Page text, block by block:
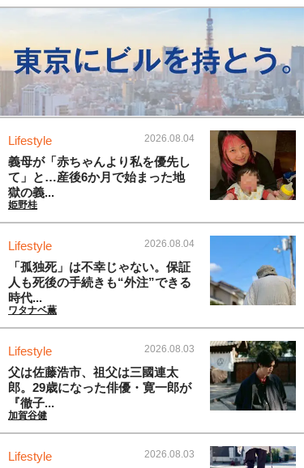
Lifestyle 2026.08.04
義母が「赤ちゃんより私を優先し
て」と…産後6か月で始まった地
獄の義...
姫野桂
Lifestyle 2026.08.04
「孤独死」は不幸じゃない。保証
人も死後の手続きも“外注”できる
時代...
ワタナベ薫
Lifestyle 2026.08.03
父は佐藤浩市、祖父は三國連太
郎。29歳になった俳優・寛一郎が
『徹子...
加賀谷健
Lifestyle 2026.08.03